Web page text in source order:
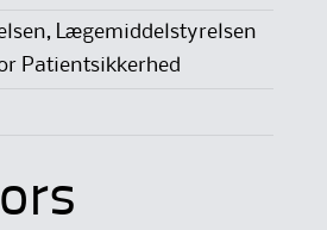
Lægemiddelstyrelsen
Patientsikkerhed